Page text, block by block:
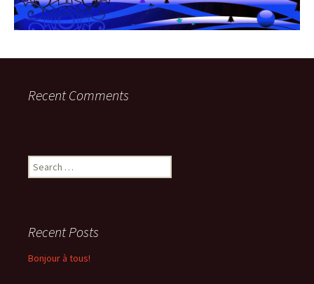
Recent Comments
Search
for:
Recent Posts
Bonjour à tous!